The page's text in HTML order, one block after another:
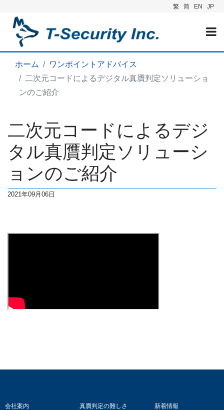
繁 简 EN JP
ホーム
ワンポイントアドバイス
二次元コードによるデジタル真贋判定ソリューショ
ンのご紹介
二次元コードによるデジ
タル真贋判定ソリューシ
ョンのご紹介
2021年09月06日
会社案内
真贋判定の難しさ
新着情報